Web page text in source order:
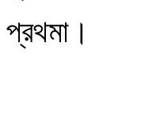
প্রথমা।
আধো -